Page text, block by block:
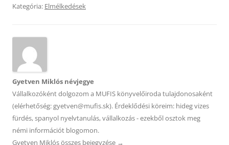
Kategória: Elmélkedések
Gyetven Miklós névjegye
Vállalkozóként dolgozom a MUFIS könyvelőiroda tulajdonosaként
(elérhetőség: gyetven@mufis.sk). Érdeklődési köreim: hideg vizes
fürdés, spanyol nyelvtanulás, vállalkozás - ezekből osztok meg
némi információt blogomon.
Gyetven Miklós összes bejegyzése →